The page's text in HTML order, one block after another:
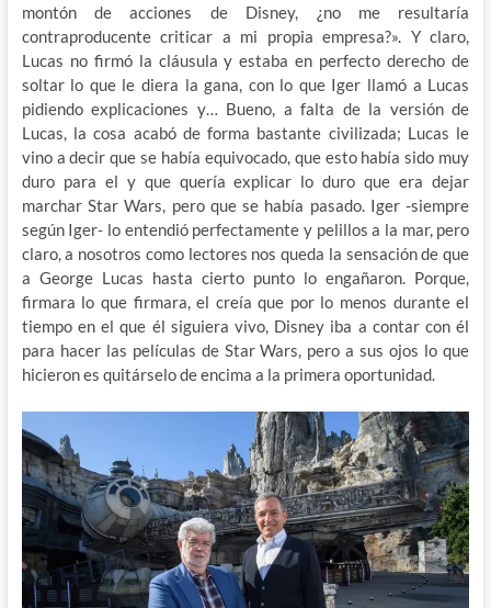
montón de acciones de Disney, ¿no me resultaría
contraproducente criticar a mi propia empresa?». Y claro,
Lucas no firmó la cláusula y estaba en perfecto derecho de
soltar lo que le diera la gana, con lo que Iger llamó a Lucas
pidiendo explicaciones y… Bueno, a falta de la versión de
Lucas, la cosa acabó de forma bastante civilizada; Lucas le
vino a decir que se había equivocado, que esto había sido muy
duro para el y que quería explicar lo duro que era dejar
marchar Star Wars, pero que se había pasado. Iger -siempre
según Iger- lo entendió perfectamente y pelillos a la mar, pero
claro, a nosotros como lectores nos queda la sensación de que
a George Lucas hasta cierto punto lo engañaron. Porque,
firmara lo que firmara, el creía que por lo menos durante el
tiempo en el que él siguiera vivo, Disney iba a contar con él
para hacer las películas de Star Wars, pero a sus ojos lo que
hicieron es quitárselo de encima a la primera oportunidad.